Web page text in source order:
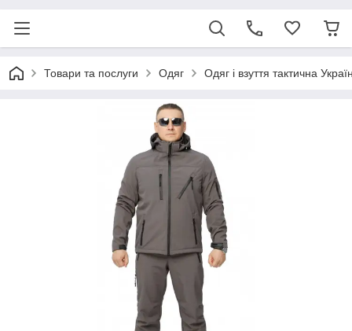
Товари та послуги Одяг Одяг і взуття тактична